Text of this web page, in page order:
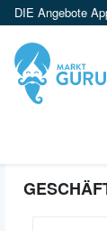
DIE Angebote